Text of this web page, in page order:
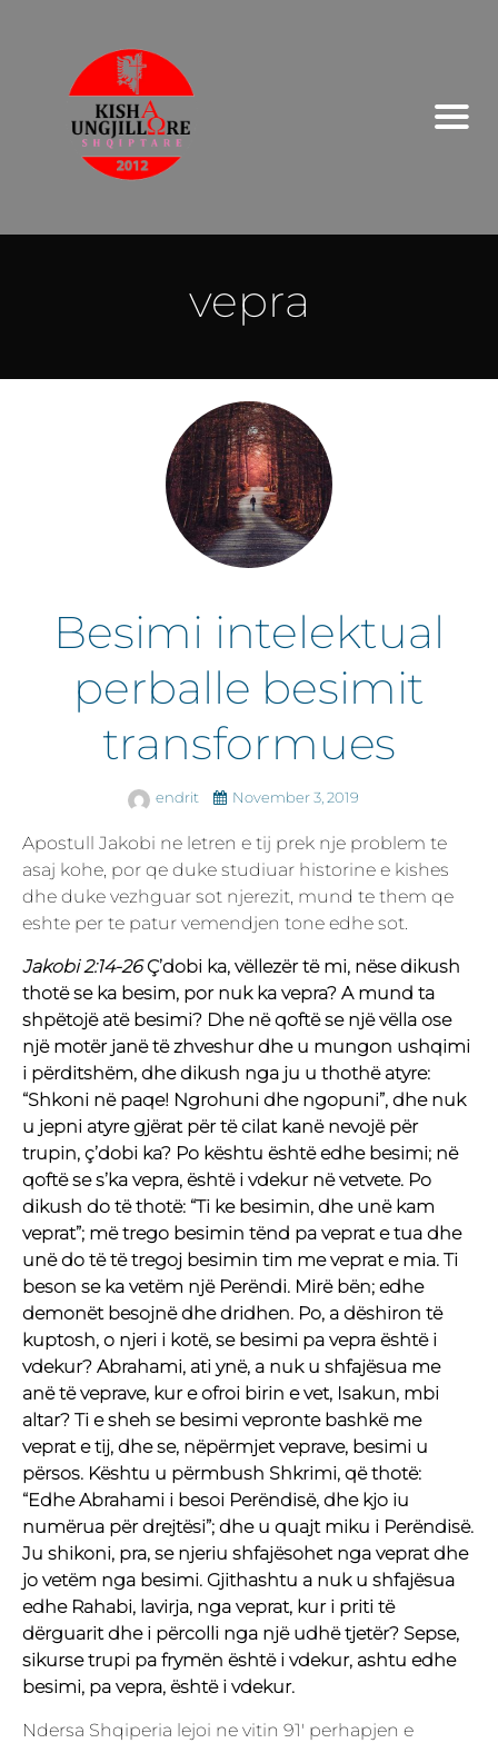
vepra
Besimi intelektual
perballe besimit
transformues
endrit November 3, 2019
Apostull Jakobi ne letren e tij prek nje problem te
asaj kohe, por qe duke studiuar historine e kishes
dhe duke vezhguar sot njerezit, mund te them qe
eshte per te patur vemendjen tone edhe sot.
Jakobi 2:14-26Ç’dobi ka, vëllezër të mi, nëse dikush
thotë se ka besim, por nuk ka vepra? A mund ta
shpëtojë atë besimi? Dhe në qoftë se një vëlla ose
një motër janë të zhveshur dhe u mungon ushqimi
i përditshëm, dhe dikush nga ju u thothë atyre:
“Shkoni në paqe! Ngrohuni dhe ngopuni”, dhe nuk
u jepni atyre gjërat për të cilat kanë nevojë për
trupin, ç’dobi ka? Po kështu është edhe besimi; në
qoftë se s’ka vepra, është i vdekur në vetvete. Po
dikush do të thotë: “Ti ke besimin, dhe unë kam
veprat”; më trego besimin tënd pa veprat e tua dhe
unë do të të tregoj besimin tim me veprat e mia. Ti
beson se ka vetëm një Perëndi. Mirë bën; edhe
demonët besojnë dhe dridhen. Po, a dëshiron të
kuptosh, o njeri i kotë, se besimi pa vepra është i
vdekur? Abrahami, ati ynë, a nuk u shfajësua me
anë të veprave, kur e ofroi birin e vet, Isakun, mbi
altar? Ti e sheh se besimi vepronte bashkë me
veprat e tij, dhe se, nëpërmjet veprave, besimi u
përsos. Kështu u përmbush Shkrimi, që thotë:
“Edhe Abrahami i besoi Perëndisë, dhe kjo iu
numërua për drejtësi”; dhe u quajt miku i Perëndisë.
Ju shikoni, pra, se njeriu shfajësohet nga veprat dhe
jo vetëm nga besimi. Gjithashtu a nuk u shfajësua
edhe Rahabi, lavirja, nga veprat, kur i priti të
dërguarit dhe i përcolli nga një udhë tjetër? Sepse,
sikurse trupi pa frymën është i vdekur, ashtu edhe
besimi, pa vepra, është i vdekur.
Ndersa Shqiperia lejoi ne vitin 91′ perhapjen e